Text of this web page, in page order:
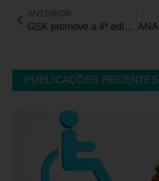
ANTERIOR
GSK promove a 4ª edição da Herpes Zoster Week, campanha global de conscientização sobre a doença
PUBLICAÇÕES RECENTES